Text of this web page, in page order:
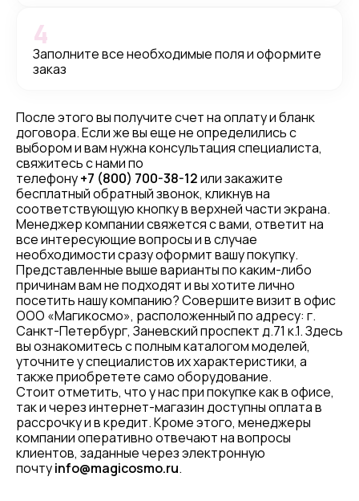
Заполните все необходимые поля и оформите
заказ
4
После этого вы получите счет на оплату и бланк
договора. Если же вы еще не определились с
выбором и вам нужна консультация специалиста,
свяжитесь с нами по
телефону+7 (800) 700-38-12или закажите
бесплатный обратный звонок, кликнув на
соответствующую кнопку в верхней части экрана.
Менеджер компании свяжется с вами, ответит на
все интересующие вопросы и в случае
необходимости сразу оформит вашу покупку.
Представленные выше варианты по каким-либо
причинам вам не подходят и вы хотите лично
посетить нашу компанию? Совершите визит в офис
ООО «Магикосмо», расположенный по адресу: г.
Санкт-Петербург, Заневский проспект д.71 к.1. Здесь
вы ознакомитесь с полным каталогом моделей,
уточните у специалистов их характеристики, а
также приобретете само оборудование.
Стоит отметить, что у нас при покупке как в офисе,
так и через интернет-магазин доступны оплата в
рассрочку и в кредит. Кроме этого, менеджеры
компании оперативно отвечают на вопросы
клиентов, заданные через электронную
почтуinfo@magicosmo.ru.